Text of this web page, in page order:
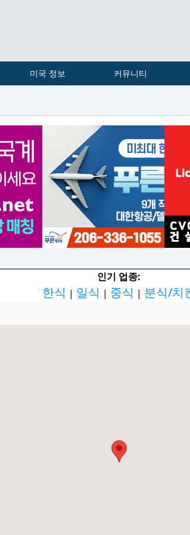
미국 정보 커뮤니티
인기 업종:
한식 | 일식 | 중식 | 분식/치